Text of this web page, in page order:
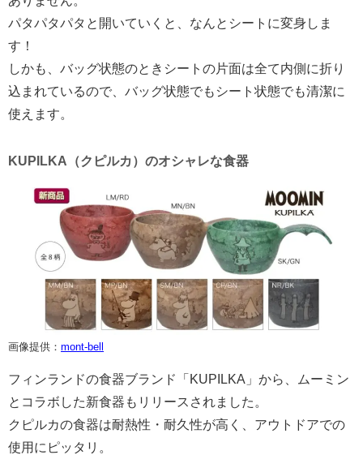
パタパタパタと開いていくと、なんとシートに変身しま
す！
しかも、バッグ状態のときシートの片面は全て内側に折り
込まれているので、バッグ状態でもシート状態でも清潔に
使えます。
KUPILKA（クピルカ）のオシャレな食器
画像提供： mont-bell
フィンランドの食器ブランド「KUPILKA」から、ムーミン
とコラボした新食器もリリースされました。
クピルカの食器は耐熱性・耐久性が高く、アウトドアでの
使用にピッタリ。